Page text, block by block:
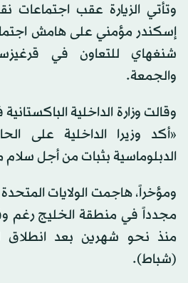
وتأتي الزيارة عقب اجتماعات
إسكندر مؤمني على هامش
شنغهاي للتعاون في
والجمعة.
وقالت وزارة الداخلية
«أكد وزيرا الداخلية على
الدبلوماسية بثبات من أجل
ومؤخراً، هاجمت الولايات
مجدداً في منطقة الخليج رغم
(شباط).